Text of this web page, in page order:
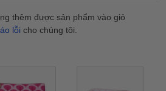
thêm được sản phẩm vào giỏ
lỗi cho chúng tôi.